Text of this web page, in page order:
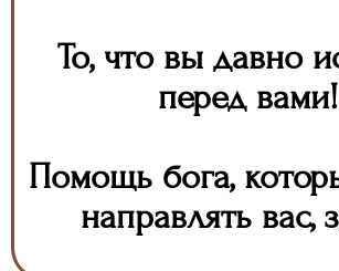
То, что вы давно
перед вами!
Помощь бога,
направлять вас,